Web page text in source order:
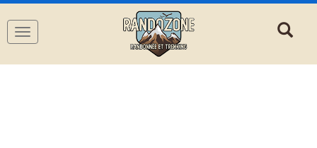
Navigation